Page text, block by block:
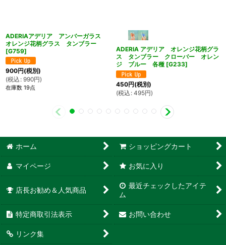
ADERIAアデリア アンバーガラス
オレンジ花柄グラス タンブラー
[G759]
900円(税別)
(税込 : 990円)
在庫数 19点
ADERIA アデリア オレンジ花柄グラ
ス タンブラー クローバー オレン
ジ ブルー 各種 [G233]
450円(税別)
(税込 : 495円)
ホーム ショッピングカート
マイページ お気に入り
店長お勧め＆人気商品
最近チェックしたアイテ
ム
特定商取引法表示 お問い合わせ
リンク集